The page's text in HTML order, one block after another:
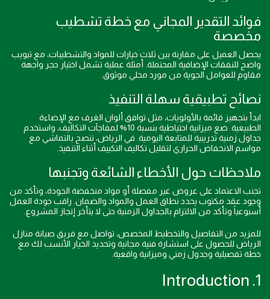
فوائد التقدير المجاني مع خطة تشطيب
مخصصة
يحصل العميل على مقارنة بين ثلاث خيارات للمواد والتشطيبات، مع تبويب
واضح للنفقات الإضافية المحتملة. أمثلة عملية تشمل اختيار حجر واجهة
مقاوم للعوامل الجوية من مورد محلي موثوق.
نصائح تطبيقية سهلة التنفيذ
ابدأ بتجهيز قائمة بالأولويات، مثل توافق ألوان الغرف مع الإضاءة
الطبيعية. ضع ميزانية احتياطية بنسبة 10% لمفاجآت التكاليف، واستخدم
جداول زمنية تدريبية للمتابعة اليومية. في الرياض، ننصح بالتماشي مع
مواسم الانخفاض الحراري لتقليل تكاليف التكييف أثناء التنفيذ.
ملاحظات حول الأخطاء الشائعة وتجنبها
تجنب الاعتماد على عروض غير مفصلة أو مواد منخفضة الجودة، وتأكد من
وجود عقد مكتوب يحدد نطاق العمل والمواد والضمان. راقب جودة العمل
أسبوعياً وتأكد من الالتزام بالجداول الزمنية حتى لا يتأخر إنجاز المشروع.
للمزيد من التفاصيل والتخطيط المخصص، تواصل مع فريق صيانة منازل
الرياض للحصول على استشارة فنية مجانية وتحديد الخيار الأنسب لك مع
خطة تفصيلية وجدول زمني وميزانية واقعية.
1. Introduction